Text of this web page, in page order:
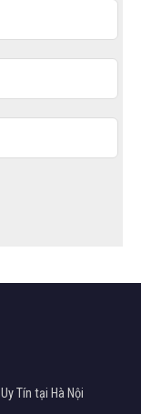
Tín tại Hà Nội